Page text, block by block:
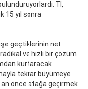
TI,
15 yıl sonra
geçtiklerinin net
ve hızlı bir çözüm
kurtaracak
tekrar büyümeye
an önce atağa geçirmek